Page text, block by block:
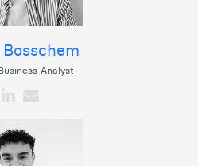
Analyst